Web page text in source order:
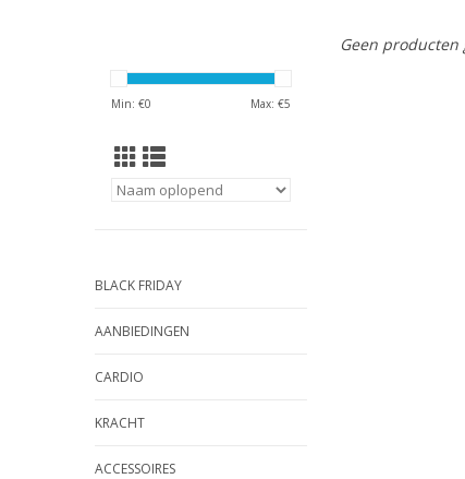
Min: €0 Max: €5
BLACK FRIDAY
AANBIEDINGEN
CARDIO
KRACHT
ACCESSOIRES
Geen producten